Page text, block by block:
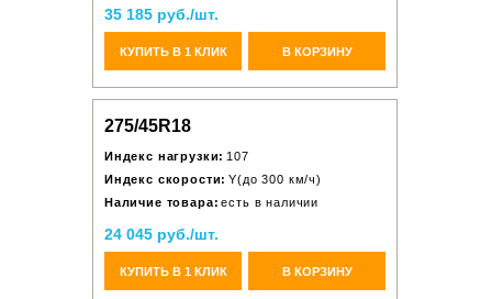
35 185 руб./шт.
КУПИТЬ В 1 КЛИК В КОРЗИНУ
275/45R18
Индекс нагрузки: 107
Индекс скорости: Y(до 300 км/ч)
Наличие товара: есть в наличии
24 045 руб./шт.
КУПИТЬ В 1 КЛИК В КОРЗИНУ